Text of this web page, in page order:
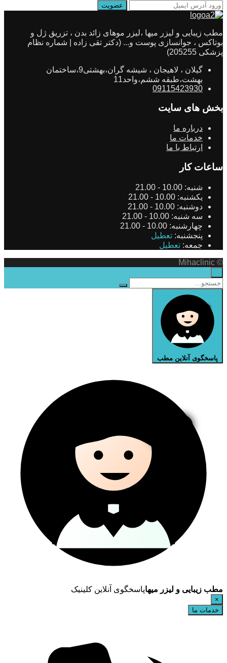
مطب زیبایی و لیزر میها ،لیزر موهای زائد بدن ، تزریق ژل و
بوتاکس ، جوانسازی پوست و... (دکتر تقی زاده | شماره نظام
پزشکی 205255)
گیلان ، لاهیجان ، شیشه گران،بهشتی9،ساختمان
بهشت،طبقه ششم،واحد11
09115423930
بخش های سایت
درباره ما
خدمات ما
ارتباط با ما
ساعات کار
شنبه: 10.00 - 21.00
یکشنبه: 10.00 - 21.00
دوشنبه: 10.00 - 21.00
سه شنبه: 10.00 - 21.00
چهارشنبه: 10.00 - 21.00
پنجشنبه: تعطیل
جمعه: تعطیل
© Mihaclinic
پاسخگوی آنلاین مطب
مطب زیبایی و لیزر میهاپاسخگوی آنلاین کلینیک
×
خدمات ما